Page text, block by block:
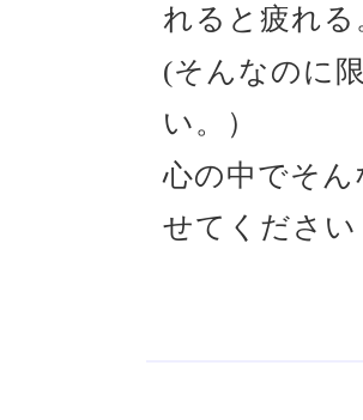
れると疲れる
(そんなのに
い。）
心の中でそ
せてくださ